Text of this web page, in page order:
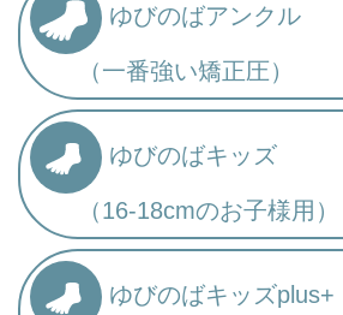
ゆびのばアンクル
（一番強い矯正圧）
ゆびのばキッズ
（16-18cmのお子様用）
ゆびのばキッズplus+